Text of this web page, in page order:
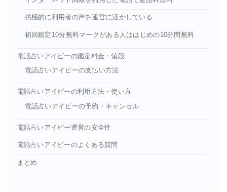
積極的に利用者の声を運営に活かしている
初回鑑定10分無料マークがある人ははじめの10分間無料
電話占いアイビーの鑑定料金・値段
電話占いアイビーの支払い方法
電話占いアイビーの利用方法・使い方
電話占いアイビーの予約・キャンセル
電話占いアイビー運営の安全性
電話占いアイビーのよくある質問
まとめ